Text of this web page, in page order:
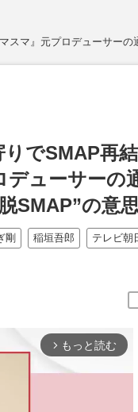
マ』元プロデューサー
でSMAP再
ューサーの
SMAP”の意
剛 稲垣吾郎 テレビ朝
arrow_forward_ios もっと読む